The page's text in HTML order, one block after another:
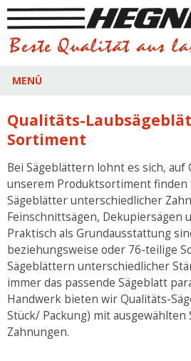
MENÜ
Qualitäts-
Sortiment
Bei Sägeblättern lohnt es sich, auf
unserem Produktsortiment finden
Sägeblätter unterschiedlicher
Feinschnittsägen, Dekupiersägen
Praktisch als Grundausstattung
beziehungsweise oder 76-teilige
Sägeblättern unterschiedlicher
immer das passende Sägeblatt
Handwerk bieten wir Qualitäts-
Stück/ Packung) mit ausgewählten
Zahnungen.